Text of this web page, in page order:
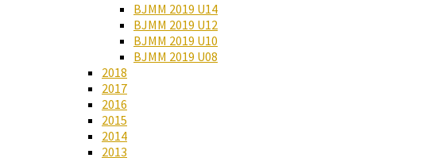
BJMM 2019 U14
BJMM 2019 U12
BJMM 2019 U10
BJMM 2019 U08
2018
2017
2016
2015
2014
2013